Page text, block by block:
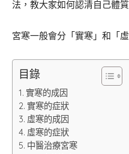
法，教大家如何認清自己體
宮寒一般會分「實寒」和「虛
目錄
實寒的成因
實寒的症狀
虛寒的成因
虛寒的症狀
中醫治療宮寒